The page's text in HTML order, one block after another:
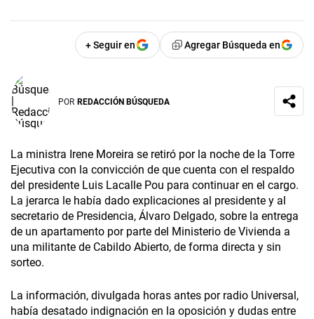
+ Seguir en Agregar Búsqueda en
POR REDACCIÓN BÚSQUEDA
La ministra Irene Moreira se retiró por la noche de la Torre
Ejecutiva con la convicción de que cuenta con el respaldo
del presidente Luis Lacalle Pou para continuar en el cargo.
La jerarca le había dado explicaciones al presidente y al
secretario de Presidencia, Álvaro Delgado, sobre la entrega
de un apartamento por parte del Ministerio de Vivienda a
una militante de Cabildo Abierto, de forma directa y sin
sorteo.
La información, divulgada horas antes por radio Universal,
había desatado indignación en la oposición y dudas entre